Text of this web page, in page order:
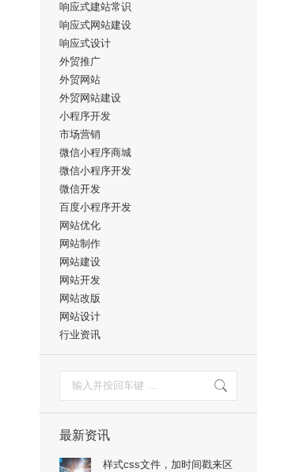
响应式建站常识
响应式网站建设
响应式设计
外贸推广
外贸网站
外贸网站建设
小程序开发
市场营销
微信小程序商城
微信小程序开发
微信开发
百度小程序开发
网站优化
网站制作
网站建设
网站开发
网站改版
网站设计
行业资讯
索：
最新资讯
样式css文件，加时间戳来区